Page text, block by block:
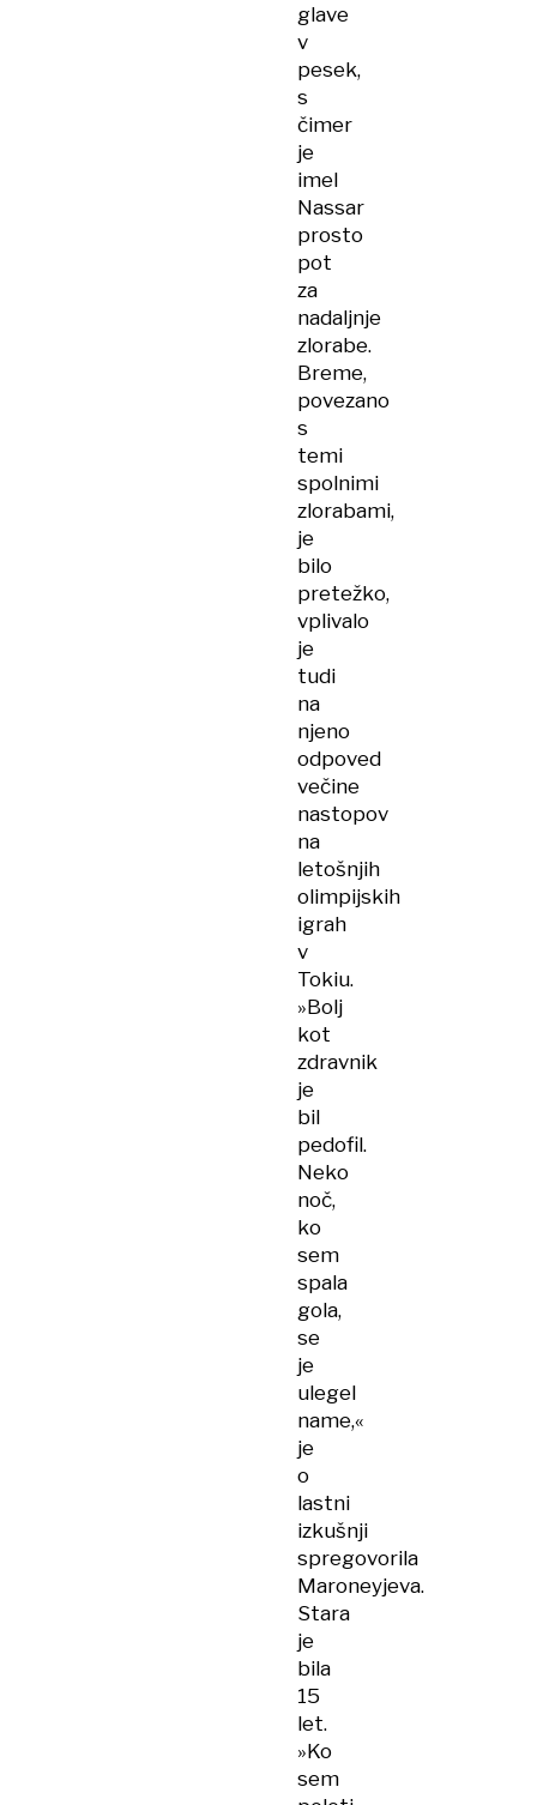
glave
v
pesek,
s
čimer
je
imel
Nassar
prosto
pot
za
nadaljnje
zlorabe.
Breme,
povezano
s
temi
spolnimi
zlorabami,
je
bilo
pretežko,
vplivalo
je
tudi
na
njeno
odpoved
večine
nastopov
na
letošnjih
olimpijskih
igrah
v
Tokiu.
»Bolj
kot
zdravnik
je
bil
pedofil.
Neko
noč,
ko
sem
spala
gola,
se
je
ulegel
name,«
je
o
lastni
izkušnji
spregovorila
Maroneyjeva.
Stara
je
bila
15
let.
»Ko
sem